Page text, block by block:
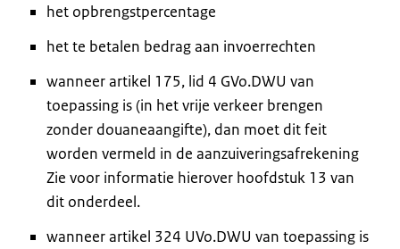
het opbrengstpercentage
het te betalen bedrag aan invoerrechten
wanneer artikel 175, lid 4 GVo.DWU van
toepassing is (in het vrije verkeer brengen
zonder douaneaangifte), dan moet dit feit
worden vermeld in de aanzuiveringsafrekening
Zie voor informatie hierover hoofdstuk 13 van
dit onderdeel.
wanneer artikel 324 UVo.DWU van toepassing is